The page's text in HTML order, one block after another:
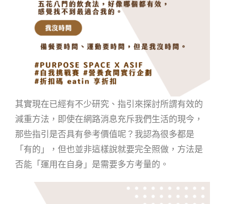
其實現在已經有不少研究、指引來探討所謂有效的
減重方法，即使在網路消息充斥我們生活的現今，
那些指引是否具有參考價值呢？我認為很多都是
「有的」，但也並非這樣說就要完全照做，方法是
否能「運用在自身」是需要多方考量的。